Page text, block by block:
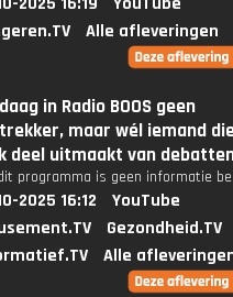
Alle afleveringen
in Radio BOOS geen
maar wél iemand
deel uitmaakt van
programma is geen informatie
2025 16:12
YouTube
Gezondheid.TV
Alle